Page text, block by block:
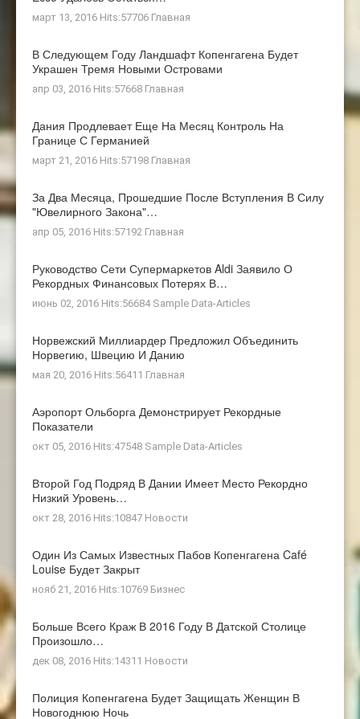
март 13, 2016 Hits:57706 Главная
В Следующем Году Ландшафт Копенгагена Будет
Украшен Тремя Новыми Островами
апр 03, 2016 Hits:57668 Главная
Дания Продлевает Еще На Месяц Контроль На
Границе С Германией
март 21, 2016 Hits:57198 Главная
За Два Месяца, Прошедшие После Вступления В Силу
"ювелирного Закона"…
апр 05, 2016 Hits:57192 Главная
Руководство Сети Супермаркетов Aldi Заявило О
Рекордных Финансовых Потерях В…
июнь 02, 2016 Hits:56684 Sample Data-Articles
Норвежский Миллиардер Предложил Объединить
Норвегию, Швецию И Данию
мая 20, 2016 Hits:56411 Главная
Аэропорт Ольборга Демонстрирует Рекордные
Показатели
окт 05, 2016 Hits:47548 Sample Data-Articles
Второй Год Подряд В Дании Имеет Место Рекордно
Низкий Уровень…
окт 28, 2016 Hits:10847 Новости
Один Из Самых Известных Пабов Копенгагена Café
Louise Будет Закрыт
нояб 21, 2016 Hits:10769 Бизнес
Больше Всего Краж В 2016 Году В Датской Столице
Произошло…
дек 08, 2016 Hits:14311 Новости
Полиция Копенгагена Будет Защищать Женщин В
Новогоднюю Ночь